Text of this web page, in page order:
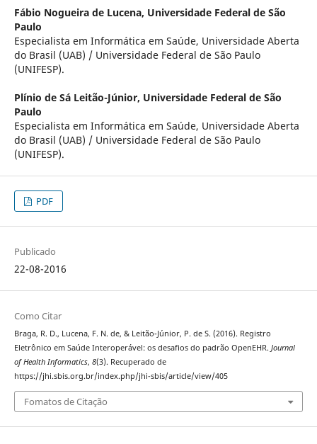
Fábio Nogueira de Lucena, Universidade Federal de São
Paulo
Especialista em Informática em Saúde, Universidade Aberta
do Brasil (UAB) / Universidade Federal de São Paulo
(UNIFESP).
Plínio de Sá Leitão-Júnior, Universidade Federal de São
Paulo
Especialista em Informática em Saúde, Universidade Aberta
do Brasil (UAB) / Universidade Federal de São Paulo
(UNIFESP).
PDF
Publicado
22-08-2016
Como Citar
Braga, R. D., Lucena, F. N. de, & Leitão-Júnior, P. de S. (2016). Registro
Eletrônico em Saúde Interoperável: os desafios do padrão OpenEHR. Journal
of Health Informatics, 8(3). Recuperado de
https://jhi.sbis.org.br/index.php/jhi-sbis/article/view/405
Fomatos de Citação